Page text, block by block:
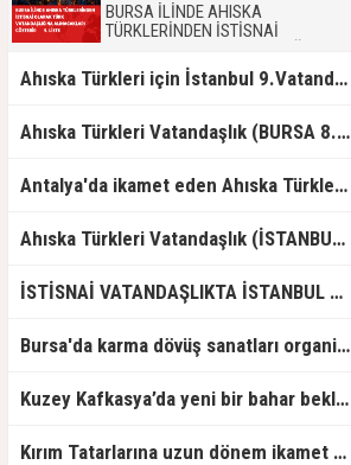
BURSA İLİNDE AHISKA
TÜRKLERİNDEN İSTİSNAİ
ALINACAKLARI GÖSTERİR9. LİSTEAhıska Türkleri için İstanbul 9.Vatandaşlık Listesi
Ahıska Türkleri Vatandaşlık (BURSA 8. Liste)
Antalya'da ikamet eden Ahıska Türkleri için 9. Vatandaşlık Listesi
Ahıska Türkleri Vatandaşlık (İSTANBUL 8. Liste)
İSTİSNAİ VATANDAŞLIKTA İSTANBUL 10.CU LİSTE
Bursa'da karma dövüş sanatları organizasyonu gerçekleştirildi
Kuzey Kafkasya’da yeni bir bahar bekleniyor
Kırım Tatarlarına uzun dönem ikamet başvuruları nasıl yapılacak?